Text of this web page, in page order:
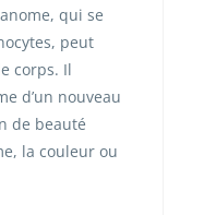
qui se
peut
corps. Il
d’un nouveau
de beauté
la couleur ou